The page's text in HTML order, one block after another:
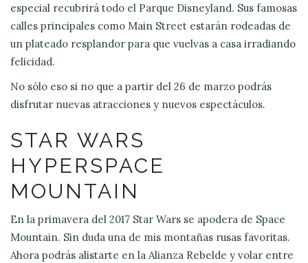
especial recubrirá todo el Parque Disneyland. Sus famosas
calles principales como Main Street estarán rodeadas de
un plateado resplandor para que vuelvas a casa irradiando
felicidad.
No sólo eso si no que a partir del 26 de marzo podrás
disfrutar nuevas atracciones y nuevos espectáculos.
STAR WARS
HYPERSPACE
MOUNTAIN
En la primavera del 2017 Star Wars se apodera de Space
Mountain. Sin duda una de mis montañas rusas favoritas.
Ahora podrás alistarte en la Alianza Rebelde y volar entre